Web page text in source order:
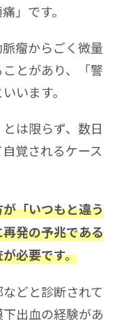
」です。
瘤からごく微量
とがあり、「警
います。
は限らず、数日
覚されるケース
「いつもと違う
発の予兆である
必要です。
どと診断されて
出血の経験があ